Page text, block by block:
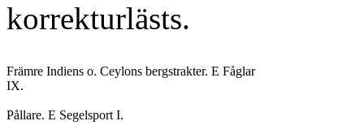
korrekturlästs.
Främre Indiens o. Ceylons bergstrakter. E Fåglar
IX.
Pållare. E Segelsport I.